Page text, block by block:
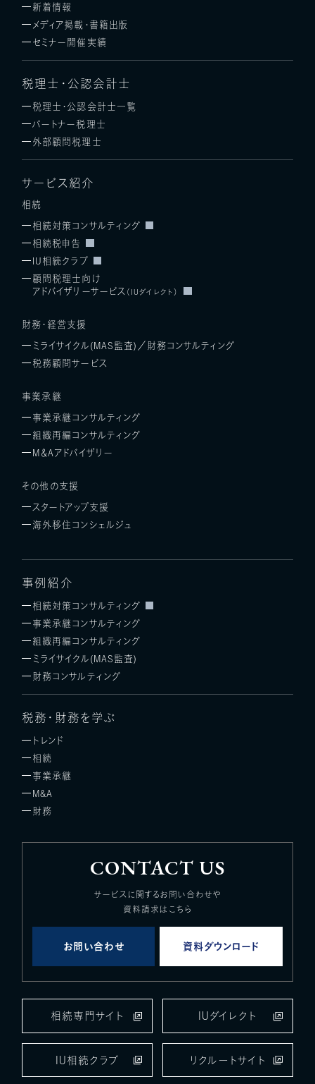
新着情報
メディア掲載・書籍出版
セミナー開催実績
税理士・公認会計士
税理士・公認会計士一覧
パートナー税理士
外部顧問税理士
サービス紹介
相続
相続対策コンサルティング
相続税申告
IU相続クラブ
顧問税理士向け
アドバイザリーサービス （IUダイレクト）
財務・経営支援
ミライサイクル(MAS監査)／ 財務コンサルティング
税務顧問サービス
事業承継
事業承継コンサルティング
組織再編コンサルティング
M＆Aアドバイザリー
その他の支援
スタートアップ支援
海外移住コンシェルジュ
事例紹介
相続対策コンサルティング
事業承継コンサルティング
組織再編コンサルティング
ミライサイクル(MAS監査)
財務コンサルティング
税務・財務を学ぶ
トレンド
相続
事業承継
M&A
財務
CONTACT US
サービスに関するお問い合わせや
資料請求はこちら
お問い合わせ 資料ダウンロード
相続専門サイト IUダイレクト
IU相続クラブ リクルートサイト